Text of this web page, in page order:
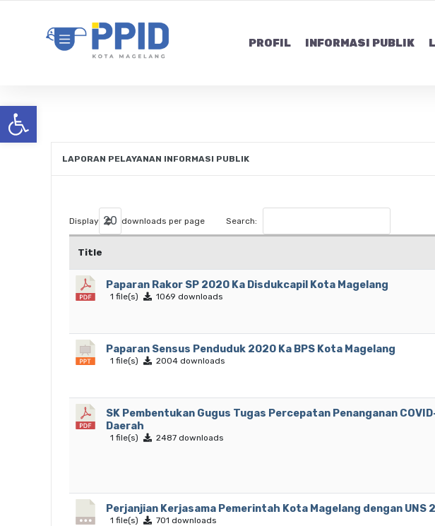
Open toolbar
PROFIL INFORMASI PUBLIK
LAPORAN PELAYANAN INFORMASI PUBLIK
Display downloads per page Search:
Title
Paparan Rakor SP 2020 Ka Disdukcapil Kota Magelang
1 file(s) 1069 downloads
Paparan Sensus Penduduk 2020 Ka BPS Kota Magelang
1 file(s) 2004 downloads
SK Pembentukan Gugus Tugas Percepatan Penanganan
Daerah
1 file(s) 2487 downloads
Perjanjian Kerjasama Pemerintah Kota Magelang dengan UNS
1 file(s) 701 downloads